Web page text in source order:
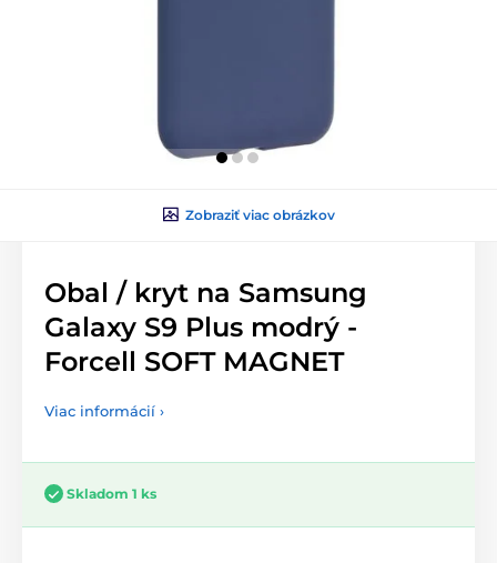
Zobraziť viac obrázkov
Obal / kryt na Samsung
Galaxy S9 Plus modrý -
Forcell SOFT MAGNET
Viac informácií ›
Skladom 1 ks